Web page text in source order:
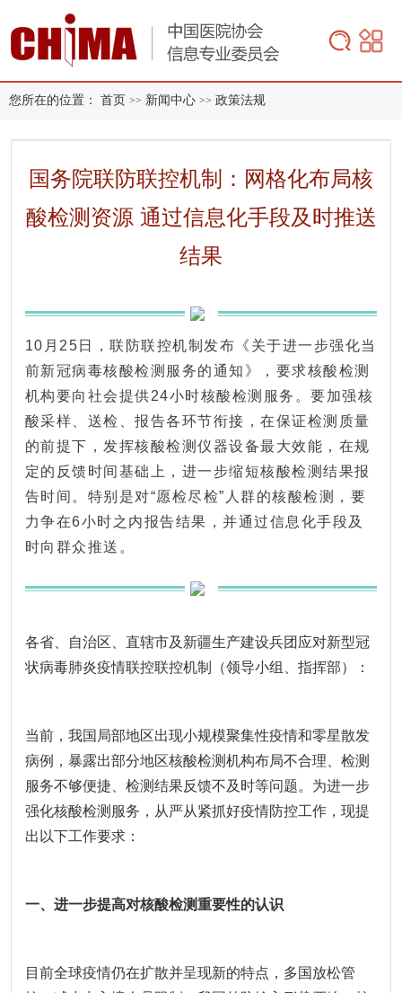
您所在的位置： 首页 >> 新闻中心 >> 政策法规
国务院联防联控机制：网格化布局核
酸检测资源 通过信息化手段及时推送
结果
10月25日，联防联控机制发布《关于进一步强化当
前新冠病毒核酸检测服务的通知》，要求核酸检测
机构要向社会提供24小时核酸检测服务。要加强核
酸采样、送检、报告各环节衔接，在保证检测质量
的前提下，发挥核酸检测仪器设备最大效能，在规
定的反馈时间基础上，进一步缩短核酸检测结果报
告时间。特别是对“愿检尽检”人群的核酸检测，要
力争在6小时之内报告结果，并通过信息化手段及
时向群众推送。
各省、自治区、直辖市及新疆生产建设兵团应对新型冠
状病毒肺炎疫情联控联控机制（领导小组、指挥部）：
当前，我国局部地区出现小规模聚集性疫情和零星散发
病例，暴露出部分地区核酸检测机构布局不合理、检测
服务不够便捷、检测结果反馈不及时等问题。为进一步
强化核酸检测服务，从严从紧抓好疫情防控工作，现提
出以下工作要求：
一、进一步提高对核酸检测重要性的认识
目前全球疫情仍在扩散并呈现新的特点，多国放松管